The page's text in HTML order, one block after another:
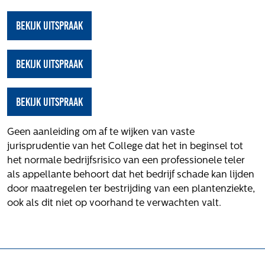
Onze mensen
Werken bij Gloudemans
Actueel
Nieuws
Blogs
Uitspraken
Werken bij
Vacatures
bekijk uitspraak
bekijk uitspraak
bekijk uitspraak
Geen aanleiding om af te wijken van vaste
jurisprudentie van het College dat het in beginsel tot
het normale bedrijfsrisico van een professionele teler
als appellante behoort dat het bedrijf schade kan lijden
door maatregelen ter bestrijding van een plantenziekte,
ook als dit niet op voorhand te verwachten valt.